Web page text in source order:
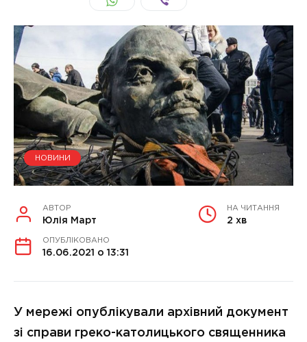
НОВИНИ
АВТОР
Юлія Март
НА ЧИТАННЯ
2 хв
ОПУБЛІКОВАНО
16.06.2021 о 13:31
У мережі опублікували архівний документ
зі справи греко-католицького священника